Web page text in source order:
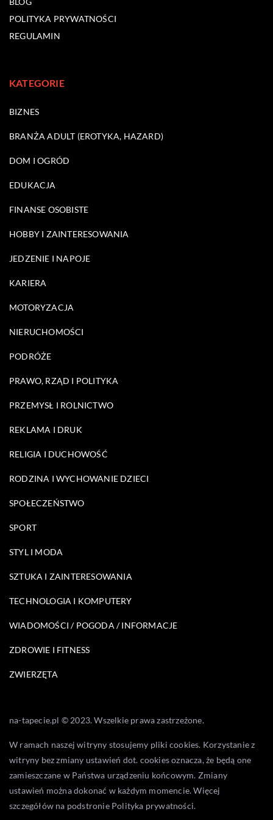
POLITYKA PRYWATNOŚCI
REGULAMIN
KATEGORIE
BIZNES
BRANŻA ADULT (EROTYKA, HAZARD)
DOM I OGRÓD
EDUKACJA
FINANSE OSOBISTE
HOBBY I ZAINTERESOWANIA
JEDZENIE I NAPOJE
KARIERA
MOTORYZACJA
NIERUCHOMOŚCI
PODRÓŻE
PRAWO, RZĄD I POLITYKA
PRZEMYSŁ I ROLNICTWO
REKLAMA I DRUK
RELIGIA I DUCHOWOŚĆ
RODZINA I WYCHOWANIE DZIECI
SPOŁECZEŃSTWO
SPORT
STYL I MODA
SZTUKA I ZAINTERESOWANIA
TECHNOLOGIA I KOMPUTERY
WIADOMOŚCI / POGODA / INFORMACJE
ZDROWIE I FITNESS
ZWIERZĘTA
na-tapecie.pl © 2023. Wszelkie prawa zastrzeżone.
W ramach naszej witryny stosujemy pliki cookies. Korzystanie z
witryny bez zmiany ustawień dot. cookies oznacza, że będą one
zamieszczane w Państwa urządzeniu końcowym. Zmiany
ustawień można dokonać w każdym momencie. Więcej
szczegółów na podstronie Polityka prywatności.